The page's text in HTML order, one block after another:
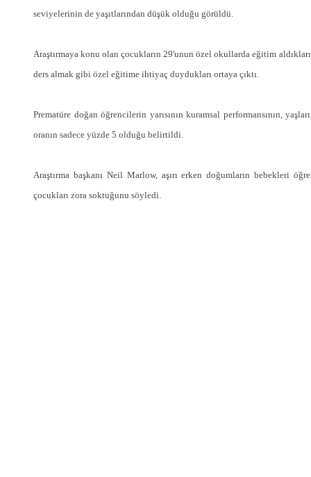
seviyelerinin de yaşıtlarından düşük olduğu görüldü.
Araştırmaya konu olan çocukların 29'unun özel okullarda eğitim
ders almak gibi özel eğitime ihtiyaç duydukları ortaya çıktı.
Prematüre doğan öğrencilerin yarısının kuramsal performansının,
oranın sadece yüzde 5 olduğu belirtildi.
Araştırma başkanı Neil Marlow, aşırı erken doğumların bebekleri
çocukları zora soktuğunu söyledi.